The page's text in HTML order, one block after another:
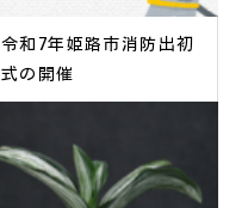
令和7年姫路市消防出初
式の開催